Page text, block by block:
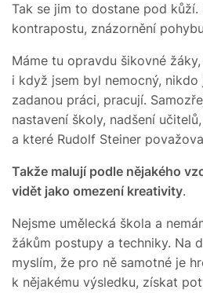
Tak se jim to dostane pod kůží.
kontrapostu, znázornění
Máme tu opravdu šikovné
i když jsem byl nemocný, nikdo
zadanou práci, pracují.
nastavení školy, nadšení
a které Rudolf Steiner
Takže malují podle nějakého
vidět jako omezení kreativity.
Nejsme umělecká škola a
žákům postupy a techniky. Na
myslím, že pro ně samotné je
k nějakému výsledku, získat